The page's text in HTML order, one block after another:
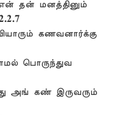
தன் மனத்தினும்
கணவனார்க்கு
பொருந்துவ
அங் கண் இருவரும்